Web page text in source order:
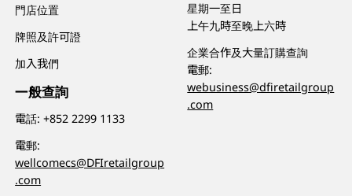
門店位置
牌照及許可證
加入我們
一般查詢
電話:+852 2299 1133
電郵:
wellcomecs@DFIretailgroup
.com
星期一至日
上午九時至晚上六時
企業合作及大量訂購查詢
電郵:
webusiness@dfiretailgroup
.com